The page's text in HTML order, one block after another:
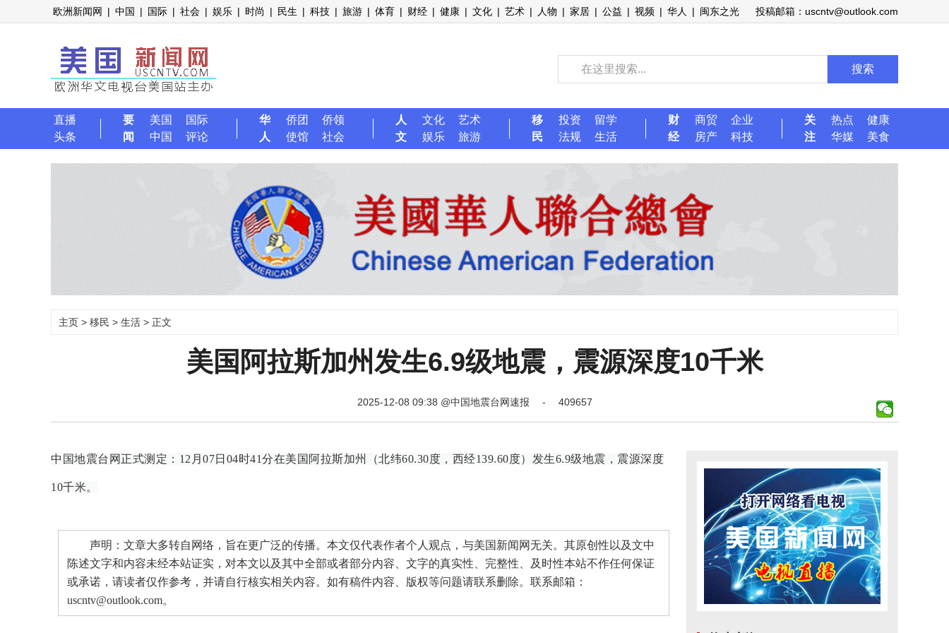
欧洲新闻网 | 中国 | 国际 | 社会 | 娱乐 | 时尚 | 民生 | 科技 | 旅游 | 体育 | 财经 | 健康 | 文化 | 艺术 | 人物 | 家居 | 公益 | 视频 | 华人 | 闽东之光 投稿邮箱：uscntv@outlook.com
搜索
直播
头条
要
闻
美国
国际
中国
评论
华
人
侨团
侨领
使馆
社会
人
文
文化
艺术
娱乐
旅游
移
民
投资
留学
法规
生活
财
经
商贸
企业
房产
科技
关
注
热点
健康
华媒
美食
主页 > 移民 > 生活 > 正文
美国阿拉斯加州发生6.9级地震，震源深度10千米
2025-12-08 09:38 @中国地震台网速报 - 409657
中国地震台网正式测定：12月07日04时41分在美国阿拉斯加州（北纬60.30度，西经139.60度）发生6.9级地震，震源深度
10千米。
声明：文章大多转自网络，旨在更广泛的传播。本文仅代表作者个人观点，与美国新闻网无关。其原创性以及文中
陈述文字和内容未经本站证实，对本文以及其中全部或者部分内容、文字的真实性、完整性、及时性本站不作任何保证
或承诺，请读者仅作参考，并请自行核实相关内容。如有稿件内容、版权等问题请联系删除。联系邮箱：
uscntv@outlook.com。